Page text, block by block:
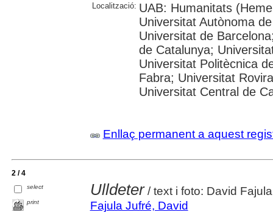
Localització: UAB: Humanitats
Universitat Autònoma
Universitat de
de Catalunya;
Universitat Politècnica
Fabra; Universitat
Universitat Central de
Enllaç permanent a aquest
2 / 4
select
print
Ulldeter/ text i foto: David Fajula
Fajula Jufré, David